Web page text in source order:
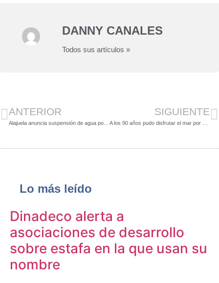
DANNY CANALES
Todos sus artículos »
ANTERIOR SIGUIENTE
Lo más leído
Dinadeco alerta a
asociaciones de desarrollo
sobre estafa en la que usan su
nombre